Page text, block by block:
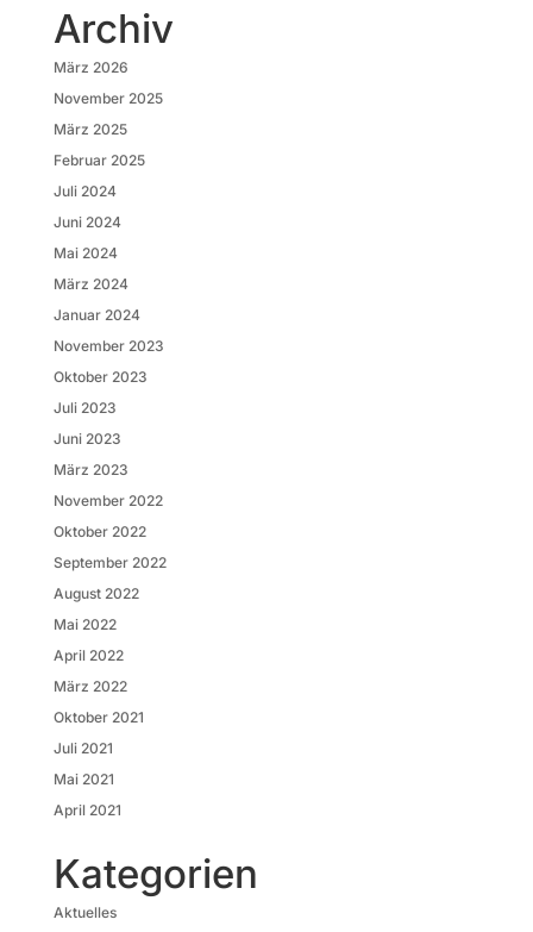
Archiv
März 2026
November 2025
März 2025
Februar 2025
Juli 2024
Juni 2024
Mai 2024
März 2024
Januar 2024
November 2023
Oktober 2023
Juli 2023
Juni 2023
März 2023
November 2022
Oktober 2022
September 2022
August 2022
Mai 2022
April 2022
März 2022
Oktober 2021
Juli 2021
Mai 2021
April 2021
Kategorien
Aktuelles